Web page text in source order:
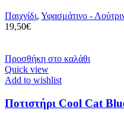
Παιχνίδι, Υφασμάτινο -
19,50€
Προσθήκη στο καλάθι
Quick view
Add to wishlist
Ποτιστήρι Cool Cat